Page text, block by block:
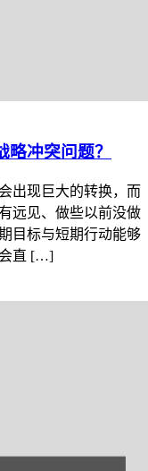
冲突问题？
出现巨大的转换，而
远见、做些以前没做
目标与短期行动能够
会直 […]